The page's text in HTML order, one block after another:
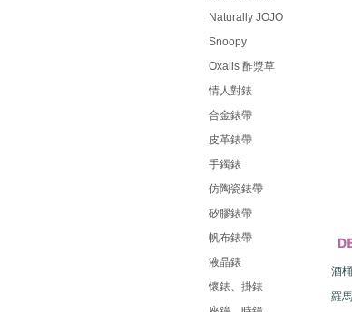
Naturally JOJO
Snoopy
Oxalis 酢漿草
情人對錶
合金錶帶
皮革錶帶
手鐲錶
仿陶瓷錶帶
矽膠錶帶
帆布錶帶
液晶錶
懷錶、掛錶
酒
羅